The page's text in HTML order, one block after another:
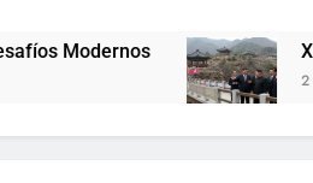
Xi
2 Meses Atrás